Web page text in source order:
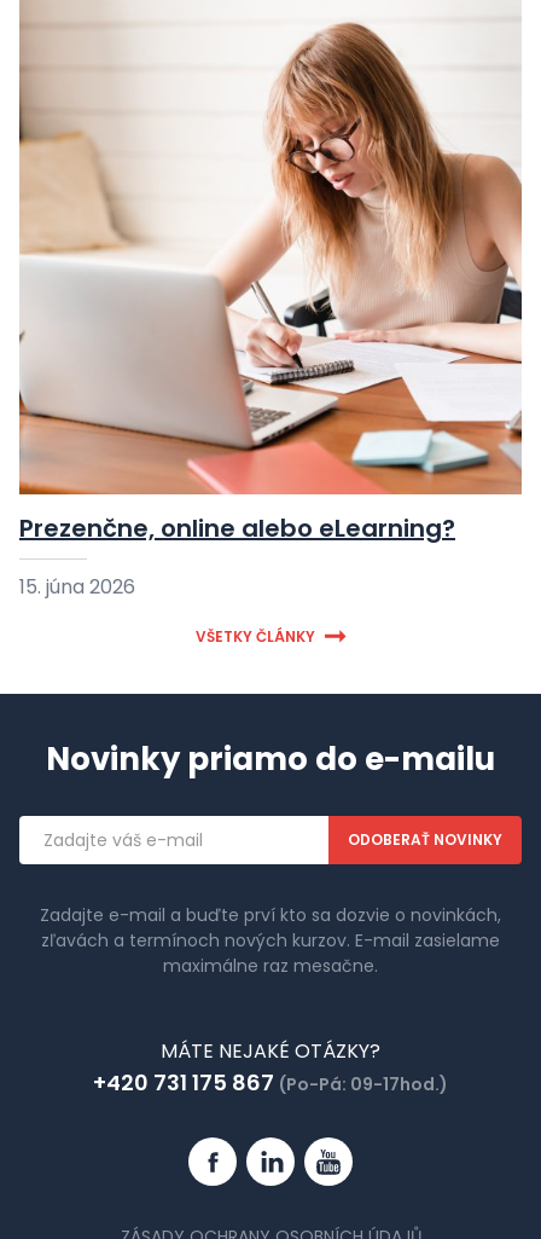
Prezenčne, online alebo eLearning?
15. júna 2026
VŠETKY ČLÁNKY
Novinky priamo do e-mailu
Emailová
adresa
Zadajte e-mail a buďte prví kto sa dozvie o novinkách,
zľavách a termínoch nových kurzov. E-mail zasielame
maximálne raz mesačne.
MÁTE NEJAKÉ OTÁZKY?
+420 731 175 867 (Po-Pá: 09-17hod.)
FacebookLinkedinYouTube